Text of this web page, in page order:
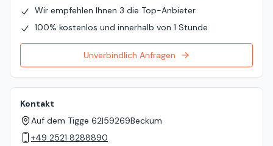
Wir empfehlen Ihnen 3 die Top-Anbieter
100% kostenlos und innerhalb von 1 Stunde
Unverbindlich Anfragen
Kontakt
Auf dem Tigge 62|59269Beckum
+49 2521 8288890